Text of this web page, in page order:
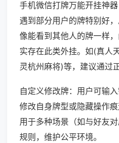
手机微信打牌万能开挂神
遇到部分用户的牌特别好
像能看到其他人的牌一样
实存在此类外挂。如(真人
灵杭州麻将)等，建议通过
自定义修改牌：用户可输
修改自身牌型或隐藏操作
用于多种场景（如与好友
规则，维护公平环境。